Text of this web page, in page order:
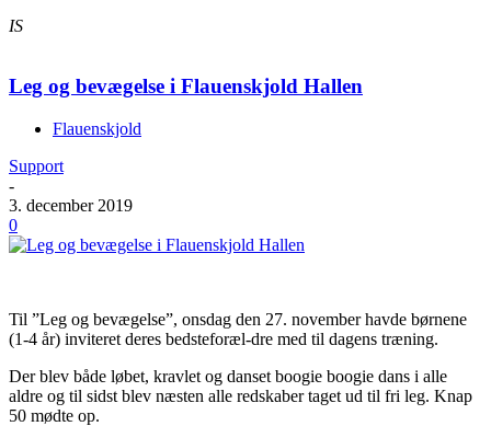
IS
Leg og bevægelse i Flauenskjold Hallen
Flauenskjold
Support
-
3. december 2019
0
Til ”Leg og bevægelse”, onsdag den 27. november havde børnene
(1-4 år) inviteret deres bedsteforæl-dre med til dagens træning.
Der blev både løbet, kravlet og danset boogie boogie dans i alle
aldre og til sidst blev næsten alle redskaber taget ud til fri leg. Knap
50 mødte op.